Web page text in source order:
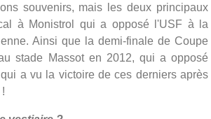
souvenirs, mais les deux principaux
à Monistrol qui a opposé l'USF à la
Ainsi que la demi-finale de Coupe
stade Massot en 2012, qui a opposé
a vu la victoire de ces derniers après